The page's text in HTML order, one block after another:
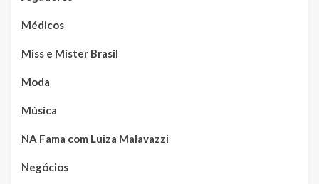
Médicos
Miss e Mister Brasil
Moda
Música
NA Fama com Luiza Malavazzi
Negócios